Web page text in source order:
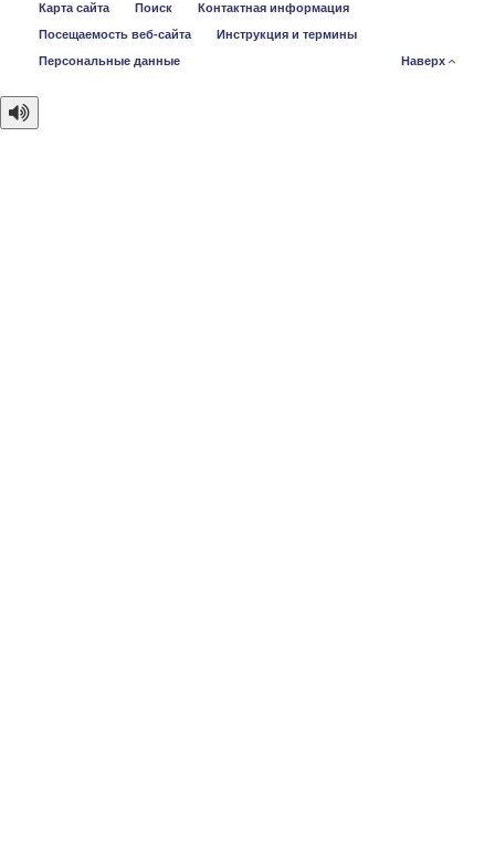
Карта сайта Поиск
Контактная информация
Посещаемость веб-сайта
Инструкция и термины
Персональные данные
Наверх